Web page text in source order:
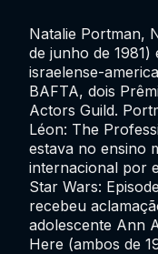
Natalie Portman,
de junho de
israelense-
BAFTA, dois
Actors Guild.
Léon: The
estava no ensino
internacional por
Star Wars:
recebeu
adolescente Ann
Here (ambos de